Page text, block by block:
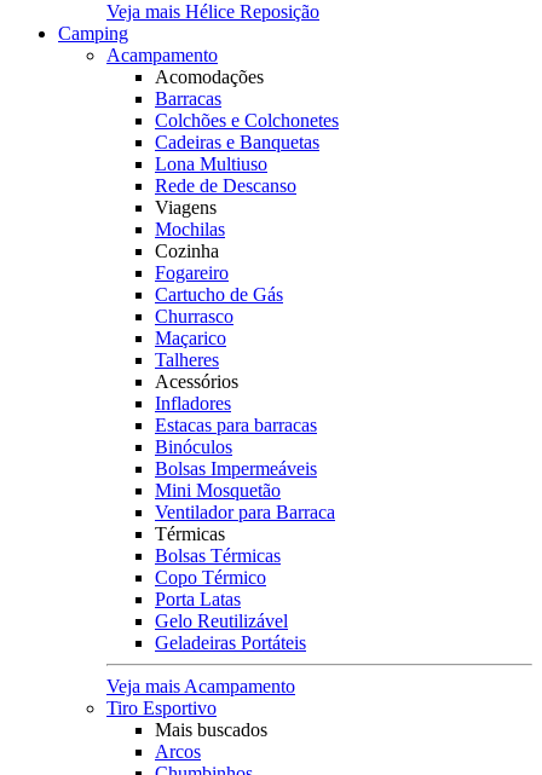
Veja mais Hélice Reposição
Camping
Acampamento
Acomodações
Barracas
Colchões e Colchonetes
Cadeiras e Banquetas
Lona Multiuso
Rede de Descanso
Viagens
Mochilas
Cozinha
Fogareiro
Cartucho de Gás
Churrasco
Maçarico
Talheres
Acessórios
Infladores
Estacas para barracas
Binóculos
Bolsas Impermeáveis
Mini Mosquetão
Ventilador para Barraca
Térmicas
Bolsas Térmicas
Copo Térmico
Porta Latas
Gelo Reutilizável
Geladeiras Portáteis
Veja mais Acampamento
Tiro Esportivo
Mais buscados
Arcos